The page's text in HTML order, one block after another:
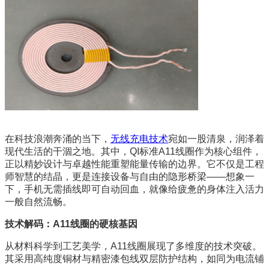
在科技浪潮奔涌的当下， 无线充电技术宛如一股清泉，润泽着
现代生活的干涸之地。其中，QI标准A11线圈作为核心组件，
正以精妙设计与卓越性能重塑能量传输的边界。它不仅是工程
师智慧的结晶，更是连接设备与自由的隐形桥梁——想象一
下，手机无需插线即可自动回血，就像给疲惫的身体注入活力
一般自然流畅。
技术解码：A11线圈的硬核基因
从材料科学到工艺美学，A11线圈展现了多维度的技术突破。
其采用高纯度铜材与精密漆包线双层防护结构，如同为电流铺